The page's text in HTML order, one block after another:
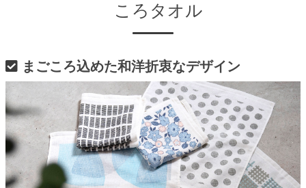
ころタオル
まごころ込めた和洋折衷なデザイン